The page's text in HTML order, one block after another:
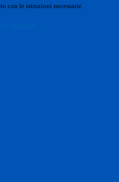
con le istruzioni necessarie.